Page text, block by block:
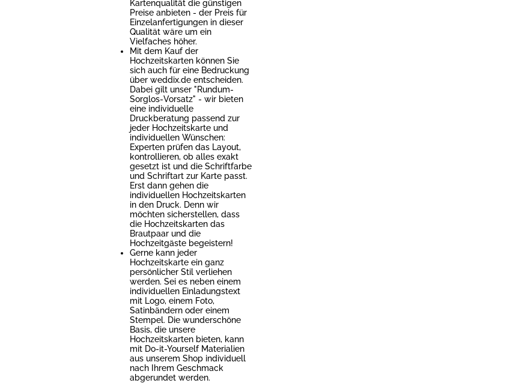
Kartenqualität die günstigen
Preise anbieten - der Preis für
Einzelanfertigungen in dieser
Qualität wäre um ein
Vielfaches höher.
Mit dem Kauf der
Hochzeitskarten können Sie
sich auch für eine Bedruckung
über weddix.de entscheiden.
Dabei gilt unser "Rundum-
Sorglos-Vorsatz" - wir bieten
eine individuelle
Druckberatung passend zur
jeder Hochzeitskarte und
individuellen Wünschen:
Experten prüfen das Layout,
kontrollieren, ob alles exakt
gesetzt ist und die Schriftfarbe
und Schriftart zur Karte passt.
Erst dann gehen die
individuellen Hochzeitskarten
in den Druck. Denn wir
möchten sicherstellen, dass
die Hochzeitskarten das
Brautpaar und die
Hochzeitgäste begeistern!
Gerne kann jeder
Hochzeitskarte ein ganz
persönlicher Stil verliehen
werden. Sei es neben einem
individuellen Einladungstext
mit Logo, einem Foto,
Satinbändern oder einem
Stempel. Die wunderschöne
Basis, die unsere
Hochzeitskarten bieten, kann
mit Do-it-Yourself Materialien
aus unserem Shop individuell
nach Ihrem Geschmack
abgerundet werden.